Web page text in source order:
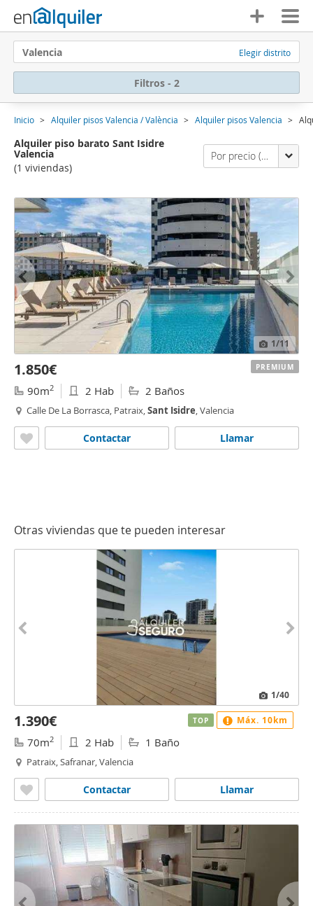
Valencia Elegir distrito
Filtros - 2
Inicio Alquiler pisos Valencia / València Alquiler pisos Valencia
Alquiler piso barato Sant Isidre
Valencia
(1 viviendas)
Por precio (primero los económicos)
1/11
1.850€
90m2 2 Hab 2 Baños
Calle De La Borrasca, Patraix,Sant Isidre, Valencia
Llamar
Contactar
PREMIUM
Otras viviendas que te pueden interesar
1/40
1.390€
70m2 2 Hab 1 Baño
Patraix, Safranar, Valencia
Llamar
Contactar
TOP Máx. 10km